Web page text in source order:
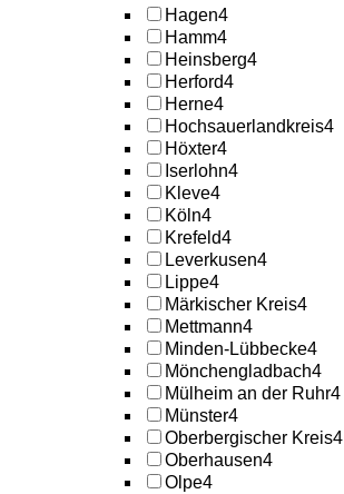
Hagen4
Hamm4
Heinsberg4
Herford4
Herne4
Hochsauerlandkreis4
Höxter4
Iserlohn4
Kleve4
Köln4
Krefeld4
Leverkusen4
Lippe4
Märkischer Kreis4
Mettmann4
Minden-Lübbecke4
Mönchengladbach4
Mülheim an der Ruhr4
Münster4
Oberbergischer Kreis4
Oberhausen4
Olpe4